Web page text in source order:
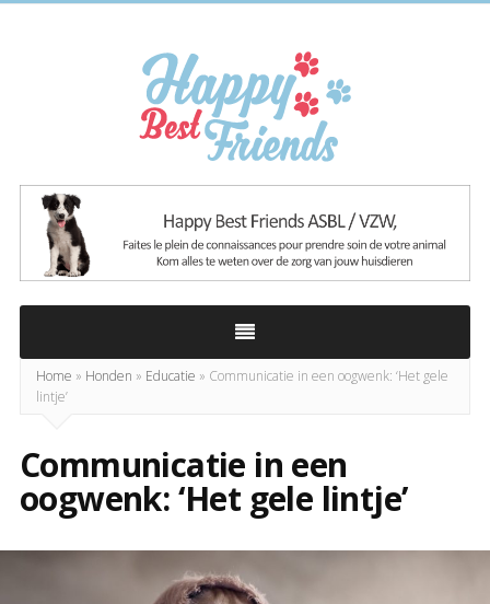
Happy
Best
Friends
Home » Honden » Educatie » Communicatie in een oogwenk: ‘Het gele
lintje’
Communicatie in een
oogwenk: ‘Het gele lintje’